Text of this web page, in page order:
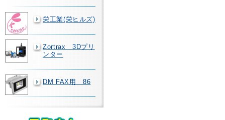
栄工業(栄ヒルズ)
Zortrax 3Dプリ
ンター
DM FAX用 86